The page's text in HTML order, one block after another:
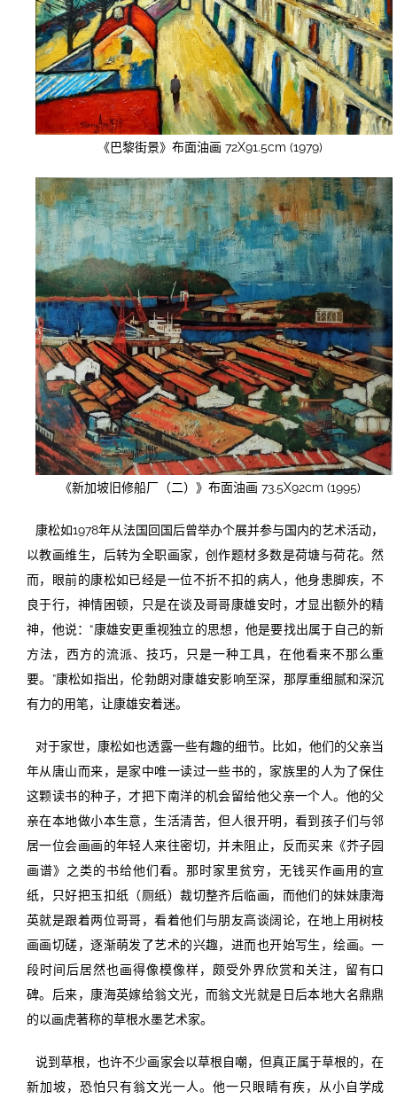
《巴黎街景》布面油画 72X91.5cm (1979)
《新加坡旧修船厂（二）》布面油画 73.5X92cm (1995)
康松如1978年从法国回国后曾举办个展并参与国内的艺术活动，
以教画维生，后转为全职画家，创作题材多数是荷塘与荷花。然
而，眼前的康松如已经是一位不折不扣的病人，他身患脚疾，不
良于行，神情困顿，只是在谈及哥哥康雄安时，才显出额外的精
神，他说：“康雄安更重视独立的思想，他是要找出属于自己的新
方法，西方的流派、技巧，只是一种工具，在他看来不那么重
要。”康松如指出，伦勃朗对康雄安影响至深，那厚重细腻和深沉
有力的用笔，让康雄安着迷。
对于家世，康松如也透露一些有趣的细节。比如，他们的父亲当
年从唐山而来，是家中唯一读过一些书的，家族里的人为了保住
这颗读书的种子，才把下南洋的机会留给他父亲一个人。他的父
亲在本地做小本生意，生活清苦，但人很开明，看到孩子们与邻
居一位会画画的年轻人来往密切，并未阻止，反而买来《芥子园
画谱》之类的书给他们看。那时家里贫穷，无钱买作画用的宣
纸，只好把玉扣纸（厕纸）裁切整齐后临画，而他们的妹妹康海
英就是跟着两位哥哥，看着他们与朋友高谈阔论，在地上用树枝
画画切磋，逐渐萌发了艺术的兴趣，进而也开始写生，绘画。一
段时间后居然也画得像模像样，颇受外界欣赏和关注，留有口
碑。后来，康海英嫁给翁文光，而翁文光就是日后本地大名鼎鼎
的以画虎著称的草根水墨艺术家。
说到草根，也许不少画家会以草根自嘲，但真正属于草根的，在
新加坡，恐怕只有翁文光一人。他一只眼睛有疾，从小自学成